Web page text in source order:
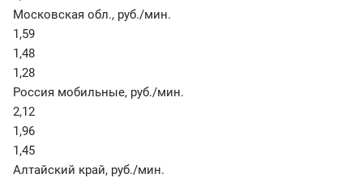
Московская обл., руб./мин.
1,59
1,48
1,28
Россия мобильные, руб./мин.
2,12
1,96
1,45
Алтайский край, руб./мин.